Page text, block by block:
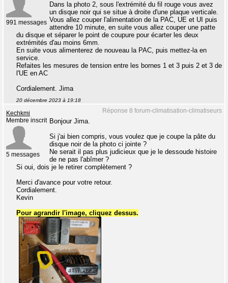
991 messages
Dans la photo 2, sous l'extrémité du fil rouge vous avez
un disque noir qui se situe à droite d'une plaque verticale.
Vous allez couper l'alimentation de la PAC, UE et UI puis
attendre 10 minute, en suite vous allez couper une patte
du disque et séparer le point de coupure pour écarter les deux
extrémités d'au moins 6mm.
En suite vous alimenterez de nouveau la PAC, puis mettez-la en
service.
Refaites les mesures de tension entre les bornes 1 et 3 puis 2 et 3 de
l'UE en AC
Cordialement. Jima
20 décembre 2023 à 19:18
Réponse 8 forum-climatisation-climatiseurs
Kechkmi
Membre inscrit
5 messages
Bonjour Jima.
Si j'ai bien compris, vous voulez que je coupe la pâte du
disque noir de la photo ci jointe ?
Ne serait il pas plus judicieux que je le dessoude histoire
de ne pas l'abîmer ?
Si oui, dois je le retirer complètement ?
Merci d'avance pour votre retour.
Cordialement.
Kevin
Pour agrandir l'image, cliquez dessus.